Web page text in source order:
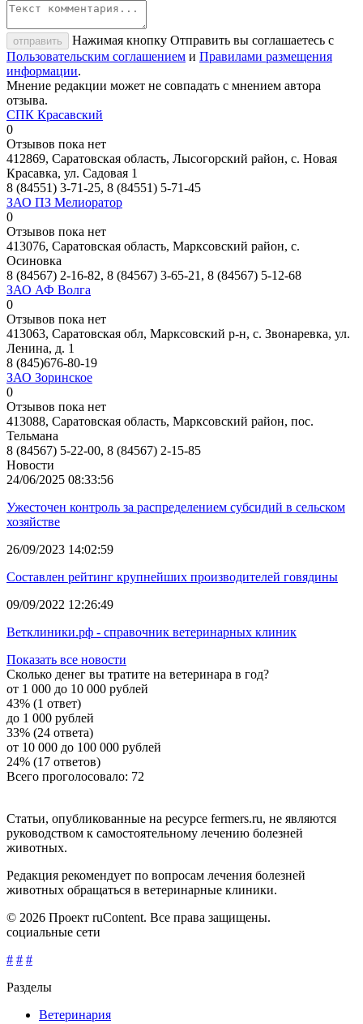
отправить
Нажимая кнопку Отправить вы соглашаетесь с
Пользовательским соглашением и Правилами размещения
информации.
Мнение редакции может не совпадать с мнением автора
отзыва.
СПК Красавский
0
Отзывов пока нет
412869, Саратовская область, Лысогорский район, с. Новая
Красавка, ул. Садовая 1
8 (84551) 3-71-25, 8 (84551) 5-71-45
ЗАО ПЗ Мелиоратор
0
Отзывов пока нет
413076, Саратовская область, Марксовский район, с.
Осиновка
8 (84567) 2-16-82, 8 (84567) 3-65-21, 8 (84567) 5-12-68
ЗАО АФ Волга
0
Отзывов пока нет
413063, Саратовская обл, Марксовский р-н, с. Звонаревка, ул.
Ленина, д. 1
8 (845)676-80-19
ЗАО Зоринское
0
Отзывов пока нет
413088, Саратовская область, Марксовский район, пос.
Тельмана
8 (84567) 5-22-00, 8 (84567) 2-15-85
Новости
24/06/2025 08:33:56
Ужесточен контроль за распределением субсидий в сельском
хозяйстве
26/09/2023 14:02:59
Составлен рейтинг крупнейших производителей говядины
09/09/2022 12:26:49
Ветклиники.рф - справочник ветеринарных клиник
Показать все новости
Сколько денег вы тратите на ветеринара в год?
от 1 000 до 10 000 рублей
43% (1 ответ)
до 1 000 рублей
33% (24 ответа)
от 10 000 до 100 000 рублей
24% (17 ответов)
Всего проголосовало: 72
Статьи, опубликованные на ресурсе fermers.ru, не являются
руководством к самостоятельному лечению болезней
животных.
Редакция рекомендует по вопросам лечения болезней
животных обращаться в ветеринарные клиники.
© 2026 Проект ruContent. Все права защищены.
социальные сети
# # #
Разделы
Ветеринария